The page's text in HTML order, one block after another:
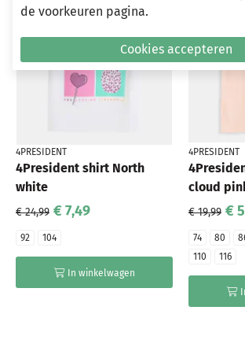
4PRESIDENT
4President shirt North
white
€ 24,99 € 7,49
92 104
In winkelwagen
4PRESIDENT
cloud
€ 19,99 €
74 80
110
116
de voorkeuren pagina.
Cookies accepteren